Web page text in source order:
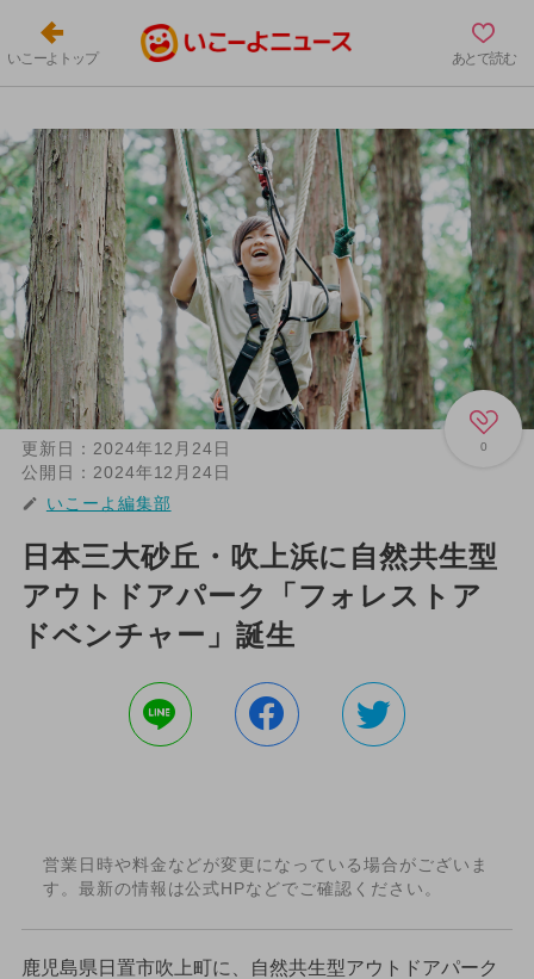
いこーよトップ あとで読む
0
更新日： 2024年12月24日
公開日： 2024年12月24日
いこーよ編集部
日本三大砂丘・吹上浜に自然共生型
アウトドアパーク「フォレストア
ドベンチャー」誕生
営業日時や料金などが変更になっている場合がございま
す。最新の情報は公式HPなどでご確認ください。
鹿児島県日置市吹上町に、自然共生型アウトドアパーク